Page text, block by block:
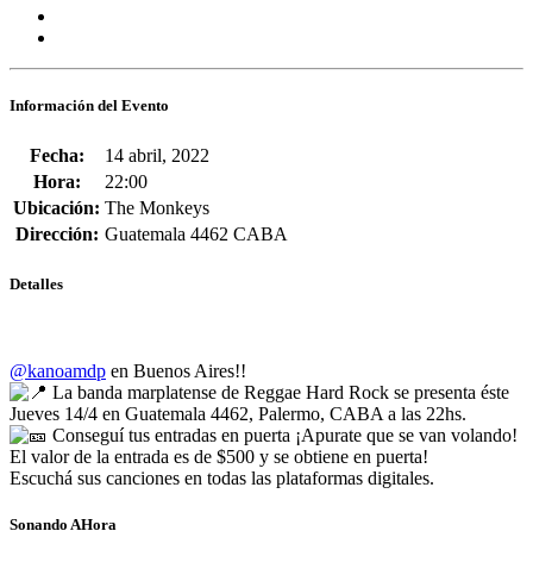
Información del Evento
Fecha:
14 abril, 2022
Hora:
22:00
Ubicación: The Monkeys
Dirección: Guatemala 4462 CABA
Detalles
@kanoamdp en Buenos Aires!!
La banda marplatense de Reggae Hard Rock se presenta éste
Jueves 14/4 en Guatemala 4462, Palermo, CABA a las 22hs.
Conseguí tus entradas en puerta ¡Apurate que se van volando!
El valor de la entrada es de $500 y se obtiene en puerta!
Escuchá sus canciones en todas las plataformas digitales.
Sonando AHora